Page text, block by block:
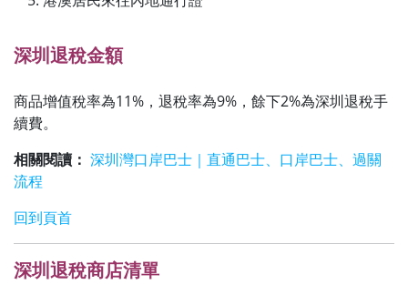
深圳退稅金額
商品增值稅率為11%，退稅率為9%，餘下2%為深圳退稅手
續費。
相關閱讀： 深圳灣口岸巴士｜直通巴士、口岸巴士、過關
流程
回到頁首
深圳退稅商店清單